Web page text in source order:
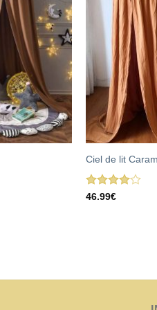
Ciel de lit
Note
46.99€